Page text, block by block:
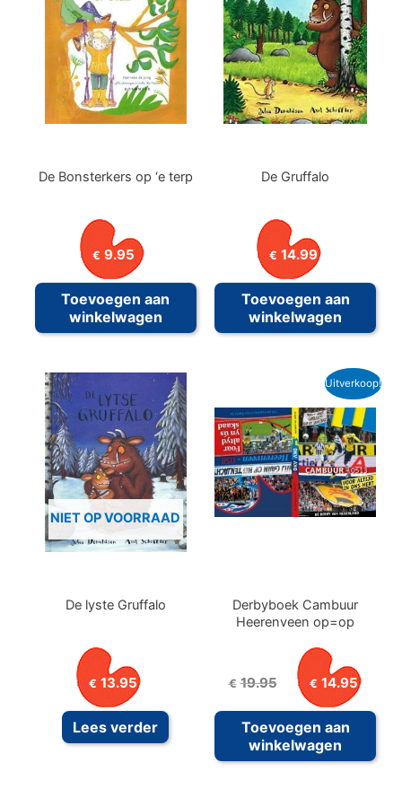
De Bonsterkers op ‘e terp
€ 9.95
Toevoegen aan
winkelwagen
De Gruffalo
€ 14.99
Toevoegen aan
winkelwagen
NIET OP VOORRAAD
De lyste Gruffalo
€ 13.95
Lees verder
Uitverkoop!
Derbyboek Cambuur
Heerenveen op=op
€ 19.95
Oorspronkelijke
prijs
was:
€19.95.
€ 14.95
is:
Toevoegen aan
winkelwagen